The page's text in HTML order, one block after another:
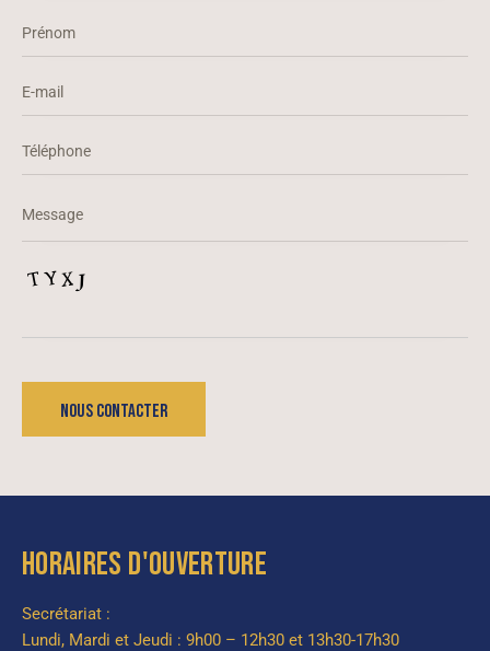
HORAIRES D'OUVERTURE
Secrétariat :
Lundi, Mardi et Jeudi : 9h00 – 12h30 et 13h30-17h30